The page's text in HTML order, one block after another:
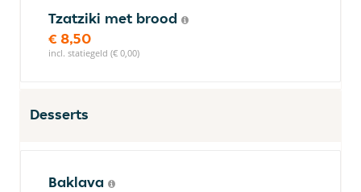
Tzatziki met brood
€ 8,50
incl. statiegeld (€ 0,00)
Desserts
Baklava